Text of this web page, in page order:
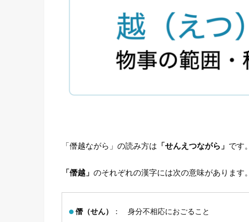
「僭越ながら」の読み方は 「せんえつながら」 です。
「僭越」 のそれぞれの漢字には次の意味があります。
僭（せん） ： 身分不相応におごること